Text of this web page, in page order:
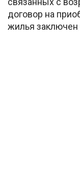
договор на
жилья заключен